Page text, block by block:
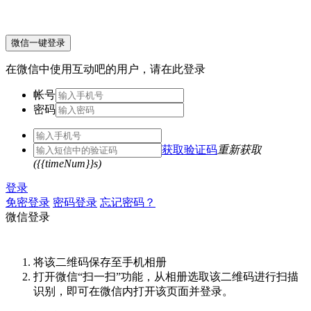
微信一键登录
在微信中使用互动吧的用户，请在此登录
帐号
密码
获取验证码重新获取
({{timeNum}}s)
登录
免密登录 密码登录 忘记密码？
微信登录
将该二维码保存至手机相册
打开微信“扫一扫”功能，从相册选取该二维码进行扫描
识别，即可在微信内打开该页面并登录。